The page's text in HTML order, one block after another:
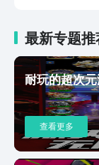
觉十分精致，
玩家非常喜爱
要创建一个角
游戏的剧情基
要前期的开荒
要目标。这游
全部解锁。玩
本身的等级达
最新专题推
耐玩的超次
查看更多